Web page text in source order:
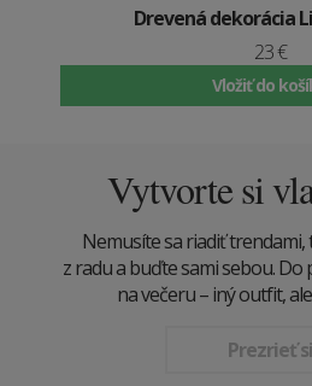
Drevená dekorácia
23 €
Vložiť do
Vytvorte si
Nemusíte sa riadiť trendami,
z radu a buďte sami sebou. Do
na večeru – iný outfit,
Prezrieť si